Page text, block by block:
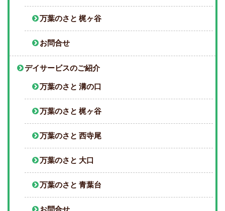
万葉のさと 梶ヶ谷
お問合せ
デイサービスのご紹介
万葉のさと 溝の口
万葉のさと 梶ヶ谷
万葉のさと 西寺尾
万葉のさと 大口
万葉のさと 青葉台
お問合せ